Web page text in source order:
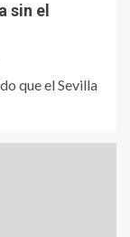
sin el
que el Sevilla